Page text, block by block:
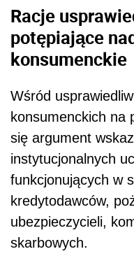
Racje
potępiające
konsumenckie
Wśród
konsumenckich na
się argument
instytucjonalnych
funkcjonujących w
kredytodawców,
ubezpieczycieli,
skarbowych.